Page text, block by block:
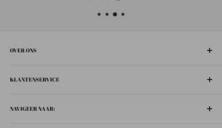
OVER ONS
Bunschoten-Spakenburg.
De Ziel 21
KLANTENSERVICE
Verzenden
NAVIGEER NAAR: